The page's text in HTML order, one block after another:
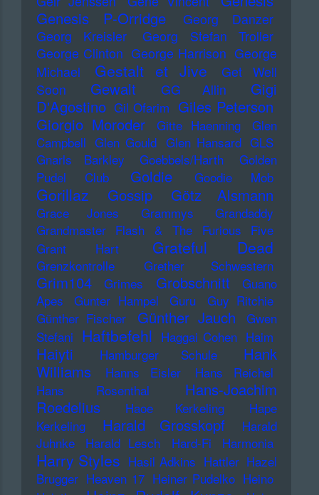
Genesis P-Orridge
Georg Danzer
Georg Kreisler
Georg Stefan Troller
George Clinton George Harrison George
Michael
Gestalt et Jive
Get Well
Soon
Gewalt GG Allin
Gigi
D'Agostino Gil Ofarim Giles Peterson
Giorgio Moroder
Gitte Haenning
Glen
Campbell Glen Gould Glen Hansard GLS
Gnarls Barkley
Goebbels/Harth
Golden
Pudel Club
Goldie Goodie Mob
Gorillaz Gossip Götz Alsmann
Grace Jones Grammys
Grandaddy
Grandmaster Flash & The Furious Five
Grant Hart
Grateful Dead
Grenzkontrolle Grether Schwestern
Grim104 Grimes Grobschnitt
Guano
Apes
Gunter Hampel Guru
Guy Ritchie
Günther Fischer
Günther Jauch
Gwen
Stefani Haftbefehl Haggai Cohen Haim
Haiyti Hamburger Schule
Hank
Williams
Hanns Eisler
Hans Reichel
Hans Rosenthal
Hans-Joachim
Roedelius
Haoe Kerkeling
Hape
Kerkeling
Harald Grosskopf
Harald
Juhnke
Harald Lesch Hard-Fi Harmonia
Harry Styles Hasil Adkins Hattler Hazel
Brugger Heaven 17 Heiner Pudelko Heino